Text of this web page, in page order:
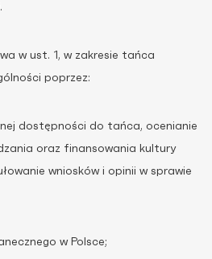
w ust. 1, w zakresie tańca
poprzez:
dostępności do tańca, ocenianie
oraz finansowania kultury
wniosków i opinii w sprawie
w Polsce;